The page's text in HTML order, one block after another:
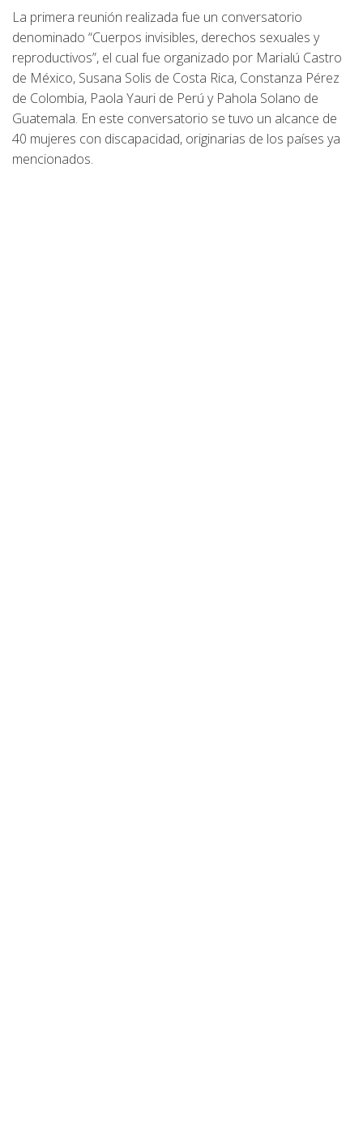
La primera reunión realizada fue un conversatorio
denominado “Cuerpos invisibles, derechos sexuales y
reproductivos”, el cual fue organizado por Marialú Castro
de México, Susana Solis de Costa Rica, Constanza Pérez
de Colombia, Paola Yauri de Perú y Pahola Solano de
Guatemala. En este conversatorio se tuvo un alcance de
40 mujeres con discapacidad, originarias de los países ya
mencionados.